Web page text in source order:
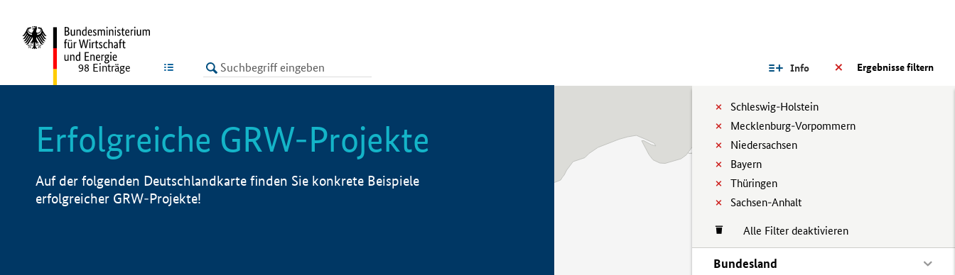
LISTE Ergebnisse filtern
Info
Schleswig-Holstein
Mecklenburg-Vorpommern
Niedersachsen
Bayern
Thüringen
Sachsen-Anhalt
Alle Filter deaktivieren
Bundesland
98 Einträge
Erfolgreiche GRW-Projekte
Auf der folgenden Deutschlandkarte finden Sie konkrete Beispiele
erfolgreicher GRW-Projekte!